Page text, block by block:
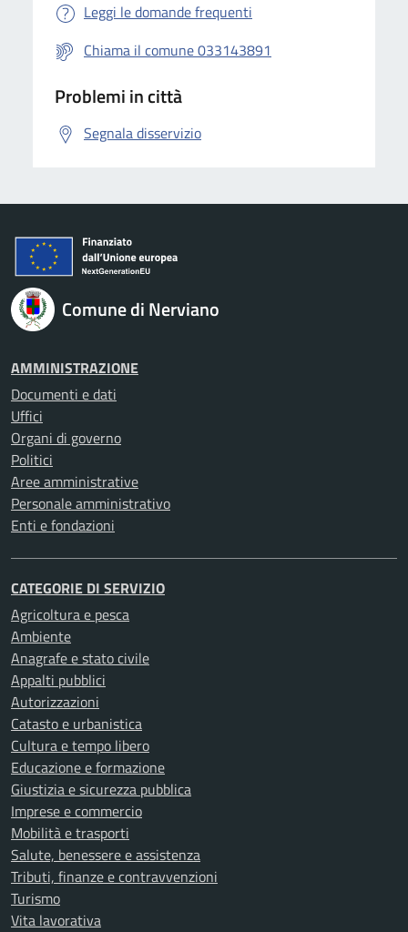
Leggi le domande frequenti
Chiama il comune 033143891
Problemi in città
Segnala disservizio
Comune di Nerviano
AMMINISTRAZIONE
Documenti e dati
Uffici
Organi di governo
Politici
Aree amministrative
Personale amministrativo
Enti e fondazioni
CATEGORIE DI SERVIZIO
Agricoltura e pesca
Ambiente
Anagrafe e stato civile
Appalti pubblici
Autorizzazioni
Catasto e urbanistica
Cultura e tempo libero
Educazione e formazione
Giustizia e sicurezza pubblica
Imprese e commercio
Mobilità e trasporti
Salute, benessere e assistenza
Tributi, finanze e contravvenzioni
Turismo
Vita lavorativa